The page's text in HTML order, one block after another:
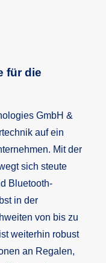
für die
GmbH &
auf ein
Mit der
sich steute
Bluetooth-
in der
von bis zu
weiterhin robust
an Regalen,